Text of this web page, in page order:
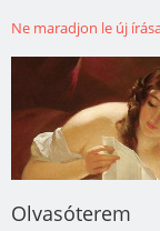
Ne maradjon le új
Olvasóterem